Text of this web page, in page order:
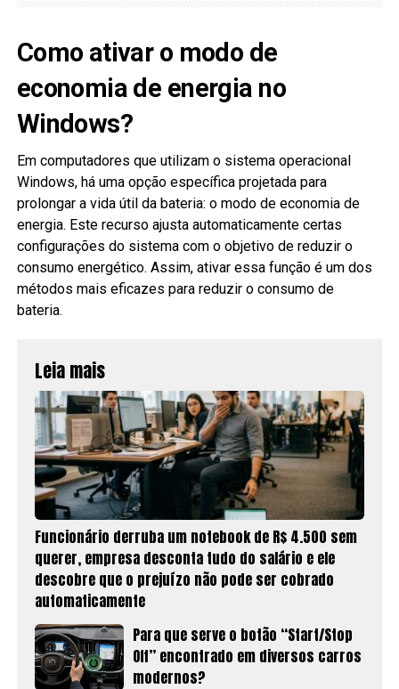
Como ativar o modo de
economia de energia no
Windows?
Em computadores que utilizam o sistema operacional
Windows, há uma opção específica projetada para
prolongar a vida útil da bateria: o modo de economia de
energia. Este recurso ajusta automaticamente certas
configurações do sistema com o objetivo de reduzir o
consumo energético. Assim, ativar essa função é um dos
métodos mais eficazes para reduzir o consumo de
bateria.
Leia mais
Funcionário derruba um notebook de R$ 4.500 sem
querer, empresa desconta tudo do salário e ele
descobre que o prejuízo não pode ser cobrado
automaticamente
Para que serve o botão “Start/Stop
Off” encontrado em diversos carros
modernos?